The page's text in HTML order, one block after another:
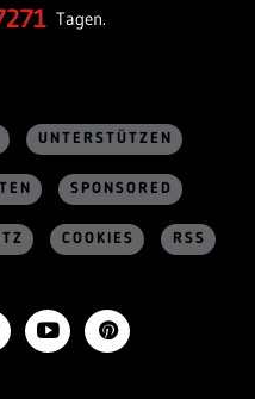
Tagen.
UNTERSTÜTZEN
SPONSORED
COOKIES RSS